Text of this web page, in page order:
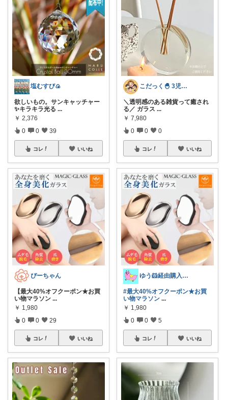
塩むすび🍙
欲しいもの。サンキャッチャー
✨キラキラ光る ...
￥ 2,376
0 0 39
コレ いいね
ぴーちゃん
【最大40%オフクーポン★お買
い物マラソン ...
￥ 1,980
0 0 29
コレ いいね
こだっく🐣 3児のママ
＼透明感のある雑貨って癒され
る／ ガラス ...
￥ 7,980
0 0 0
コレ いいね
ゆう🐹経由購入感謝🙇‍♀️
#最大40%オフクーポン★お買
い物マラソン ...
￥ 1,980
0 0 5
コレ いいね